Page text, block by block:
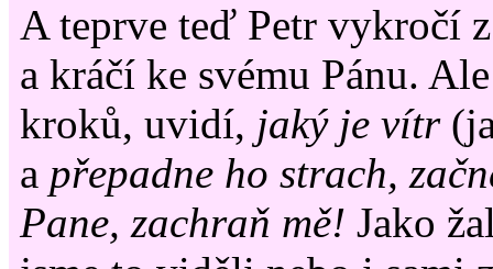
A teprve teď Petr vykročí
a kráčí ke svému Pánu.
kroků, uvidí, jaký je vítr
a přepadne ho strach,
Pane, zachraň mě! Jako